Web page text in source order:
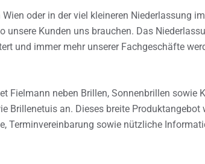
oder in der viel kleineren Niederlassung
unsere Kunden uns brauchen. Das
und immer mehr unserer Fachgeschäfte
Fielmann neben Brillen, Sonnenbrillen sowie
Brillenetuis an. Dieses breite
Terminvereinbarung sowie nützliche